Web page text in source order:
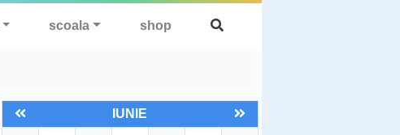
scoala shop
IUNIE